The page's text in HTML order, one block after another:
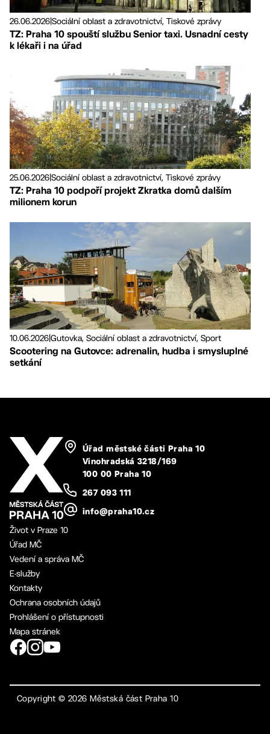
26.06.2026Sociální oblast a zdravotnictví, Tiskové zprávy
TZ: Praha 10 spouští službu Senior taxi. Usnadní cesty
k lékaři i na úřad
25.06.2026Sociální oblast a zdravotnictví, Tiskové zprávy
TZ: Praha 10 podpoří projekt Zkratka domů dalším
milionem korun
10.06.2026Gutovka, Sociální oblast a zdravotnictví, Sport
Scootering na Gutovce: adrenalin, hudba i smysluplné
setkání
Úřad městské části Praha 10
Vinohradská 3218/169
100 00 Praha 10
267 093 111
info@praha10.cz
Život v Praze 10
Úřad MČ
Vedení a správa MČ
E-služby
Kontakty
Ochrana osobních údajů
Prohlášení o přístupnosti
Mapa stránek
Copyright ©2026 Městská část Praha 10